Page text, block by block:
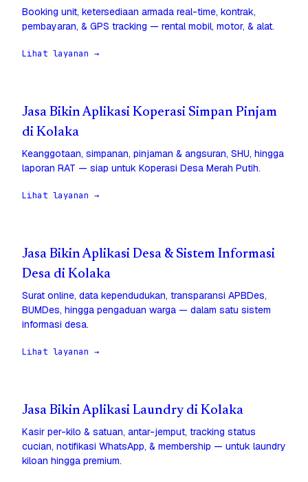
Booking unit, ketersediaan armada real-time, kontrak,
pembayaran, & GPS tracking — rental mobil, motor, & alat.
Lihat layanan →
Jasa Bikin Aplikasi Koperasi Simpan Pinjam
di Kolaka
Keanggotaan, simpanan, pinjaman & angsuran, SHU, hingga
laporan RAT — siap untuk Koperasi Desa Merah Putih.
Lihat layanan →
Jasa Bikin Aplikasi Desa & Sistem Informasi
Desa di Kolaka
Surat online, data kependudukan, transparansi APBDes,
BUMDes, hingga pengaduan warga — dalam satu sistem
informasi desa.
Lihat layanan →
Jasa Bikin Aplikasi Laundry di Kolaka
Kasir per-kilo & satuan, antar-jemput, tracking status
cucian, notifikasi WhatsApp, & membership — untuk laundry
kiloan hingga premium.